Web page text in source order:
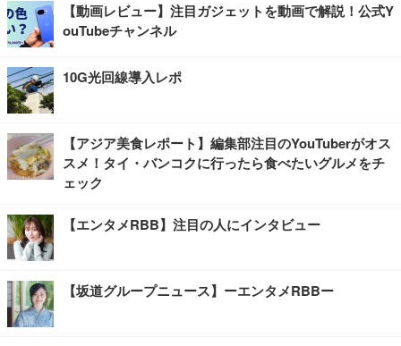
【動画レビュー】注目ガジェットを動画で解説！公式Y
ouTubeチャンネル
10G光回線導入レポ
【アジア美食レポート】編集部注目のYouTuberがオス
スメ！タイ・バンコクに行ったら食べたいグルメをチ
ェック
【エンタメRBB】注目の人にインタビュー
【坂道グループニュース】ーエンタメRBBー